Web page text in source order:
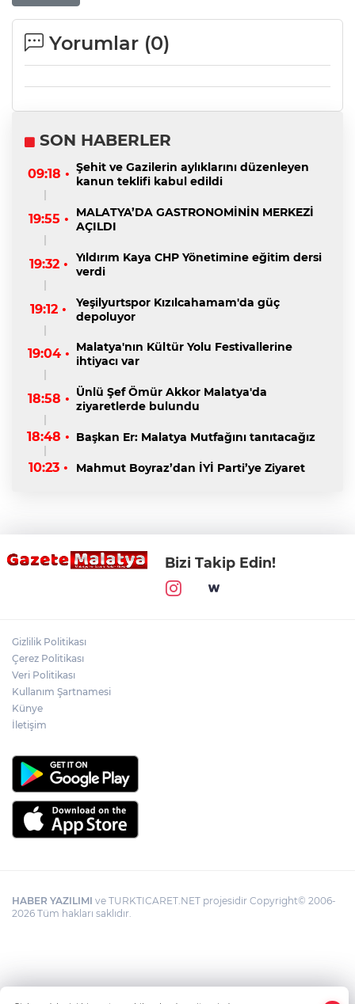
Yorumlar (0)
SON HABERLER
09:18 • Şehit ve Gazilerin aylıklarını düzenleyen
kanun teklifi kabul edildi
19:55 •
MALATYA’DA GASTRONOMİNİN MERKEZİ
AÇILDI
19:32 •
Yıldırım Kaya CHP Yönetimine eğitim dersi
verdi
19:12 •
Yeşilyurtspor Kızılcahamam'da güç
depoluyor
19:04 • Malatya'nın Kültür Yolu Festivallerine
ihtiyacı var
18:58 • Ünlü Şef Ömür Akkor Malatya'da
ziyaretlerde bulundu
18:48 • Başkan Er: Malatya Mutfağını tanıtacağız
10:23 • Mahmut Boyraz’dan İYİ Parti’ye Ziyaret
Bizi Takip Edin!
Gizlilik Politikası
Çerez Politikası
Veri Politikası
Kullanım Şartnamesi
Künye
İletişim
HABER YAZILIMI ve TURKTICARET.NET projesidir Copyright© 2006-
2026 Tüm hakları saklıdır.